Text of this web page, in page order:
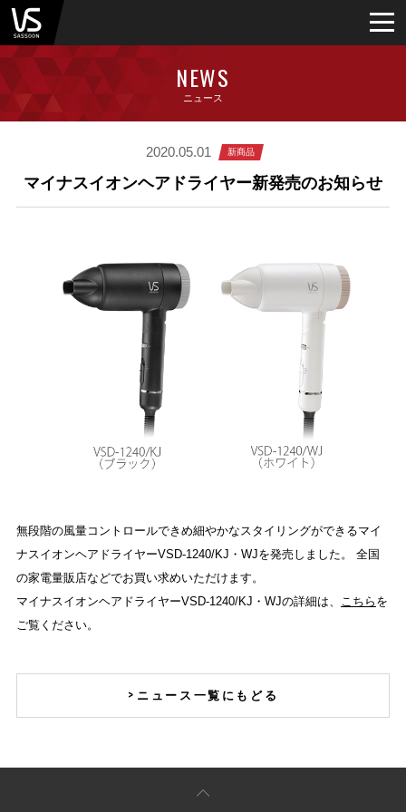
NEWS
ニュース
2020.05.01 新商品
マイナスイオンヘアドライヤー新発売のお知らせ
無段階の風量コントロールできめ細やかなスタイリングができるマイ
ナスイオンヘアドライヤーVSD-1240/KJ・WJを発売しました。 全国
の家電量販店などでお買い求めいただけます。
マイナスイオンヘアドライヤーVSD-1240/KJ・WJの詳細は、 こちら を
ご覧ください。
ニュース一覧にもどる